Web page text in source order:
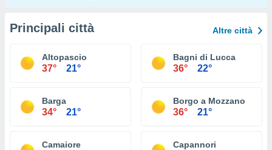
Principali città Altre città
Altopascio
37° 21°
Bagni di Lucca
36° 22°
Barga
34° 21°
Borgo a Mozzano
36° 21°
Camaiore Capannori